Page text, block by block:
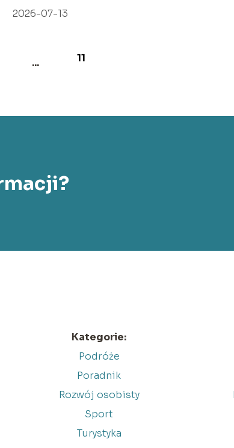
2026-07-13
... 11
Kategorie:
Podróże
Poradnik
Rozwój osobisty
Sport
Turystyka